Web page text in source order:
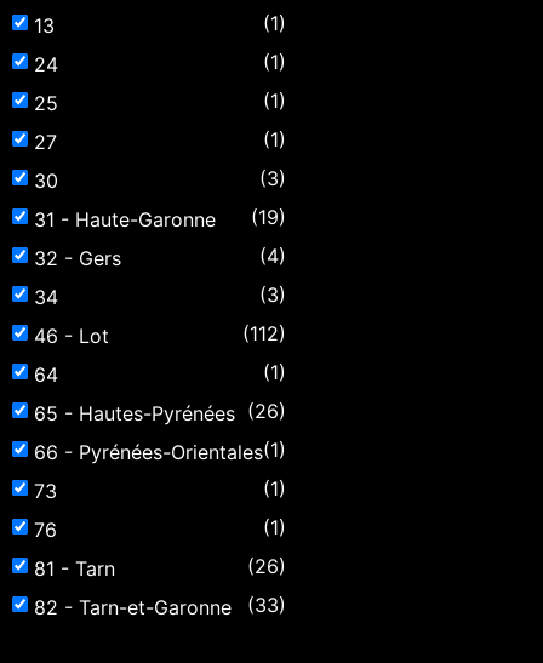
13
(1)
24
(1)
25
(1)
27
(1)
30
(3)
31 - Haute-Garonne
(19)
32 - Gers
(4)
34
(3)
46 - Lot
(112)
64
(1)
65 - Hautes-Pyrénées (26)
66 - Pyrénées-Orientales(1)
73
(1)
76
(1)
81 - Tarn
(26)
82 - Tarn-et-Garonne
(33)